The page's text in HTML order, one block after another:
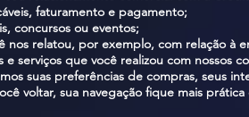
faturamento e pagamento;
concursos ou eventos;
nos relatou, por exemplo, com relação
serviços que você realizou com nossos
suas preferências de compras, seus
voltar, sua navegação fique mais